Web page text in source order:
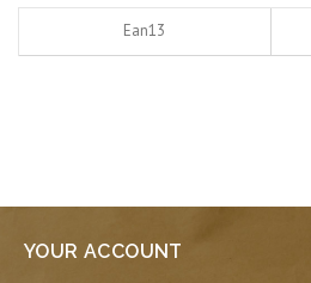
Ean13
YOUR ACCOUNT